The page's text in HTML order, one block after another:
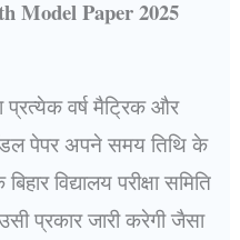
Model Paper 2025
प्रत्येक वर्ष मैट्रिक और
पेपर अपने समय तिथि के
विद्यालय परीक्षा समिति
प्रकार जारी करेगी जैसा